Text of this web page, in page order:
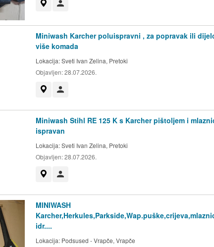
Miniwash Karcher poluispravni , za popravak ili
više komada
Lokacija:Sveti Ivan Zelina, Pretoki
Objavljen:28.07.2026.
Miniwash Stihl RE 125 K s Karcher pištoljem i
ispravan
Lokacija:Sveti Ivan Zelina, Pretoki
Objavljen:28.07.2026.
MINIWASH
idr....
Lokacija: Podsused - Vrapče, Vrapče